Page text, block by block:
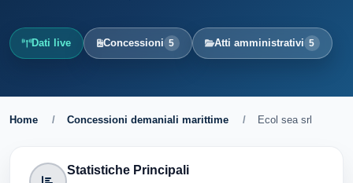
Dati live Concessioni 5 Atti amministrativi 5
Home / Concessioni demaniali marittime / Ecol sea srl
Statistiche Principali